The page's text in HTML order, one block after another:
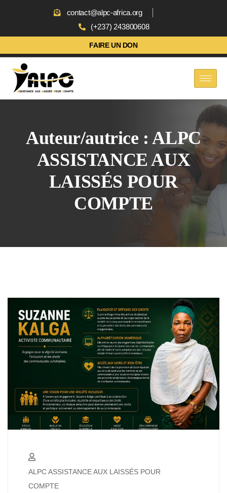
contact@alpc-africa.org
(+237) 243800608
FAIRE UN DON
Auteur/autrice :ALPC
ASSISTANCE AUX
LAISSÉS POUR
COMPTE
ALPC ASSISTANCE AUX LAISSÉS POUR
COMPTE